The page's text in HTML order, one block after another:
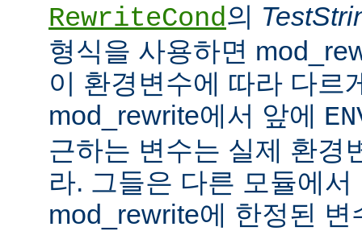
RewriteCond의
형식을 사용하면
이 환경변수에 따라 다르
mod_rewrite에서 앞에
근하는 변수는 실제 환경
라. 그들은 다른 모듈에
mod_rewrite에 한정된 변